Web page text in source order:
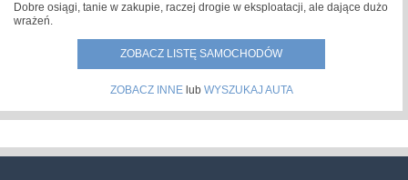
Dobre osiągi, tanie w zakupie, raczej drogie w eksploatacji, ale dające dużo
wrażeń.
ZOBACZ LISTĘ SAMOCHODÓW
ZOBACZ INNElub WYSZUKAJ AUTA